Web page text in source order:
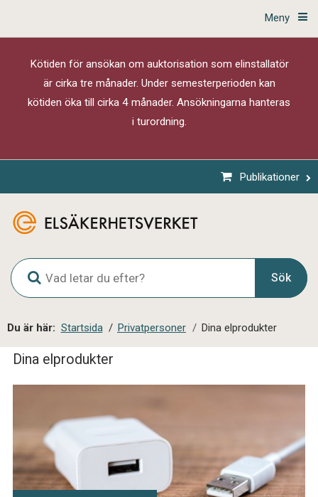
Meny
Kötiden för ansökan om auktorisation som elinstallatör
är cirka tre månader. Under semesterperioden kan
kötiden öka till cirka 4 månader. Ansökningarna hanteras
i turordning.
Publikationer
G
l
o
a
l
s
k
Sök
Du är här: Startsida / Privatpersoner / Dina elprodukter
Dina elprodukter